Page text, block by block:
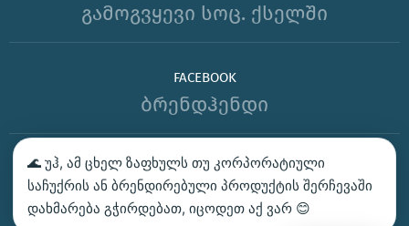
გამოგვყევი სოც. ქსელში
FACEBOOK
ბრენდჰენდი
ᲑᲔᲭᲓᲕᲐ – ᲛᲝᲘᲗᲮᲝᲕᲔ ᲡᲐᲛᲐᲒᲐᲚᲘᲗᲝ
ᲙᲝᲜᲢᲐᲥᲢᲘ
🌊 უჰ, ამ ცხელ ზაფხულს თუ კორპორატიული
საჩუქრის ან ბრენდირებული პროდუქტის შერჩევაში
დახმარება გჭირდებათ, იცოდეთ აქ ვარ 😊